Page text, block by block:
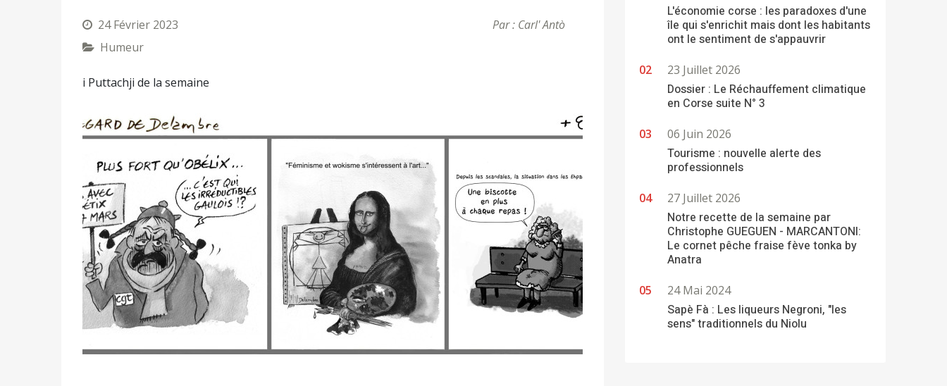
24 Février 2023
Par : Carl' Antò
Humeur
i Puttachji de la semaine
L'économie corse : les paradoxes d'une
île qui s'enrichit mais dont les habitants
ont le sentiment de s'appauvrir
23 Juillet 2026
Dossier : Le Réchauffement climatique
en Corse suite N° 3
06 Juin 2026
Tourisme : nouvelle alerte des
professionnels
27 Juillet 2026
Notre recette de la semaine par
Christophe GUEGUEN - MARCANTONI:
Le cornet pêche fraise fève tonka by
Anatra
24 Mai 2024
Sapè Fà : Les liqueurs Negroni, "les
sens" traditionnels du Niolu